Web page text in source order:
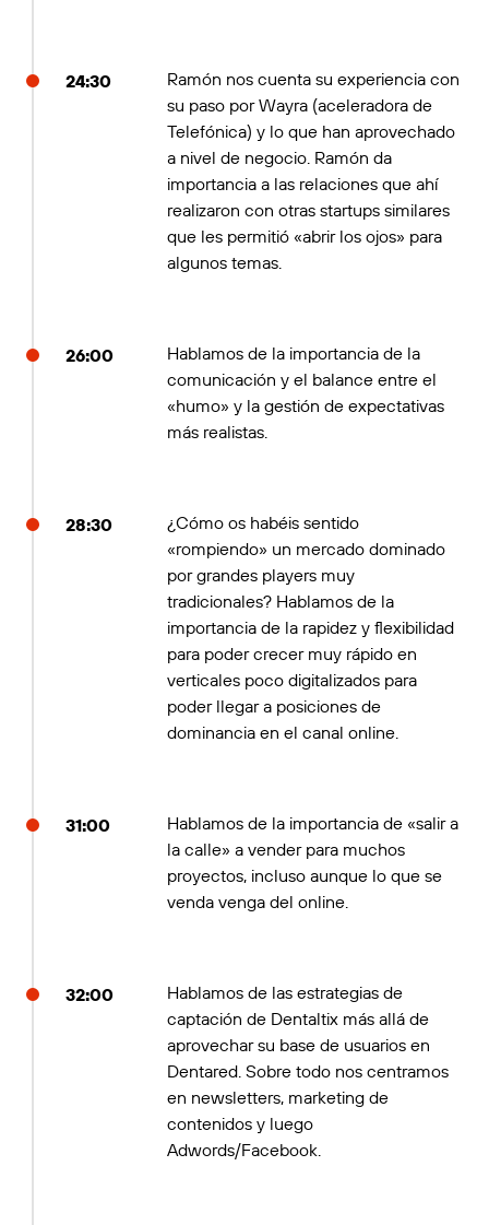
24:30
Ramón nos cuenta su experiencia con
su paso por Wayra (aceleradora de
Telefónica) y lo que han aprovechado
a nivel de negocio. Ramón da
importancia a las relaciones que ahí
realizaron con otras startups similares
que les permitió «abrir los ojos» para
algunos temas.
26:00
Hablamos de la importancia de la
comunicación y el balance entre el
«humo» y la gestión de expectativas
más realistas.
28:30
¿Cómo os habéis sentido
«rompiendo» un mercado dominado
por grandes players muy
tradicionales? Hablamos de la
importancia de la rapidez y flexibilidad
para poder crecer muy rápido en
verticales poco digitalizados para
poder llegar a posiciones de
dominancia en el canal online.
31:00
Hablamos de la importancia de «salir a
la calle» a vender para muchos
proyectos, incluso aunque lo que se
venda venga del online.
32:00
Hablamos de las estrategias de
captación de Dentaltix más allá de
aprovechar su base de usuarios en
Dentared. Sobre todo nos centramos
en newsletters, marketing de
contenidos y luego
Adwords/Facebook.